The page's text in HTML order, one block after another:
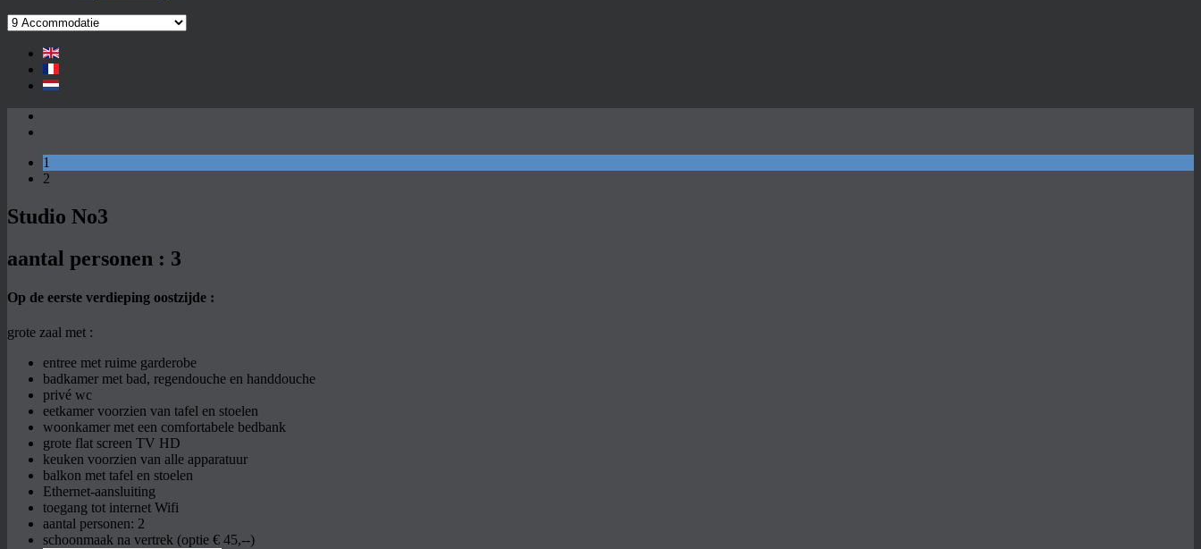
1
2
Studio No3
aantal personen : 3
Op de eerste verdieping oostzijde :
grote zaal met :
entree met ruime garderobe
badkamer met bad, regendouche en handdouche
privé wc
eetkamer voorzien van tafel en stoelen
woonkamer met een comfortabele bedbank
grote flat screen TV HD
keuken voorzien van alle apparatuur
balkon met tafel en stoelen
Ethernet-aansluiting
toegang tot internet Wifi
aantal personen: 2
schoonmaak na vertrek (optie € 45,--)